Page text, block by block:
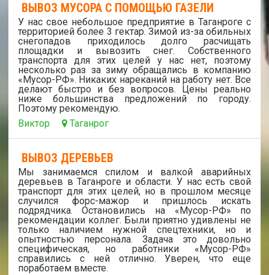
ВЫВОЗ МУСОРА С ПОМОЩЬЮ ГАЗЕЛИ
У нас свое небольшое предприятие в Таганроге с
территорией более 3 гектар. Зимой из-за обильных
снегопадов приходилось долго расчищать
площадки и вывозить снег. Собственного
транспорта для этих целей у нас нет, поэтому
несколько раз за зиму обращались в компанию
«Мусор-РФ». Никаких нареканий на работу нет. Все
делают быстро и без вопросов. Цены реально
ниже большинства предложений по городу.
Поэтому рекомендую.
Виктор
Таганрог
ВЫВОЗ ДЕРЕВЬЕВ
Мы занимаемся спилом и валкой аварийных
деревьев в Таганроге и области. У нас есть свой
транспорт для этих целей, но в прошлом месяце
случился форс-мажор и пришлось искать
подрядчика. Остановились на «Мусор-РФ» по
рекомендации коллег. Были приятно удивлены не
только наличием нужной спецтехники, но и
опытностью персонала. Задача это довольно
специфическая, но работники «Мусор-РФ»
справились с ней отлично. Уверен, что еще
поработаем вместе.